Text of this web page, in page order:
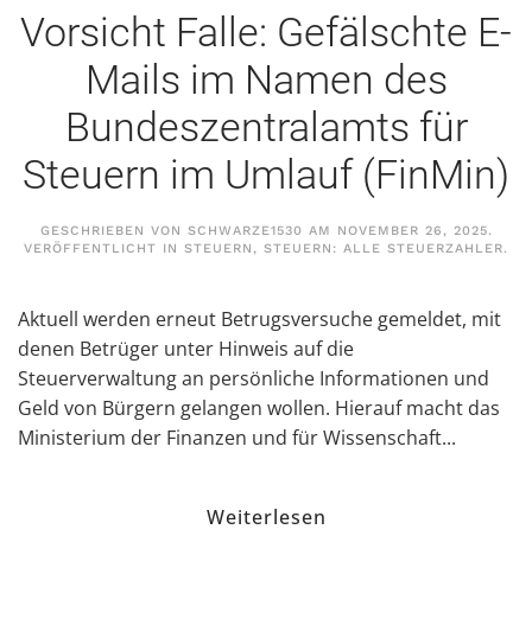
Vorsicht Falle: Gefälschte E-
Mails im Namen des
Bundeszentralamts für
Steuern im Umlauf (FinMin)
GESCHRIEBEN VON SCHWARZE1530 AM NOVEMBER 26, 2025.
VERÖFFENTLICHT IN STEUERN, STEUERN: ALLE STEUERZAHLER.
Aktuell werden erneut Betrugsversuche gemeldet, mit
denen Betrüger unter Hinweis auf die
Steuerverwaltung an persönliche Informationen und
Geld von Bürgern gelangen wollen. Hierauf macht das
Ministerium der Finanzen und für Wissenschaft...
Weiterlesen